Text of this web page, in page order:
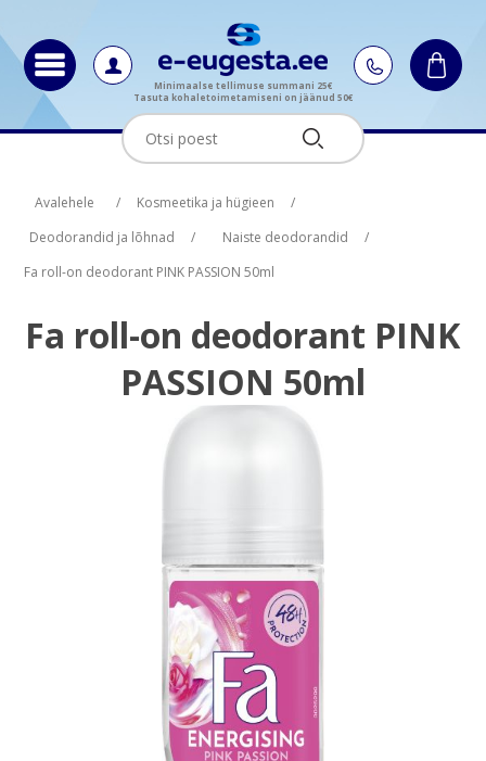
Minimaalse tellimuse summani 25€
Tasuta kohaletoimetamiseni on jäänud 50€
Avalehele / Kosmeetika ja hügieen
/
Deodorandid ja lõhnad
/ Naiste deodorandid
/
Fa roll-on deodorant PINK PASSION 50ml
Fa roll-on deodorant PINK
PASSION 50ml